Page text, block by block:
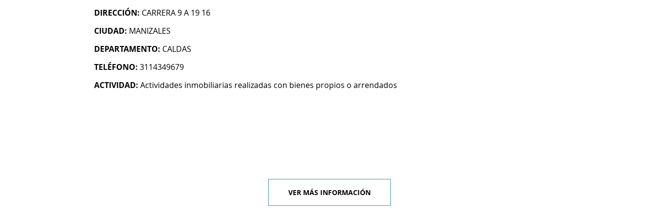
DIRECCIÓN: CARRERA 9 A 19 16
CIUDAD: MANIZALES
DEPARTAMENTO: CALDAS
TELÉFONO: 3114349679
ACTIVIDAD: Actividades inmobiliarias realizadas con bienes propios o arrendados
VER MÁS INFORMACIÓN